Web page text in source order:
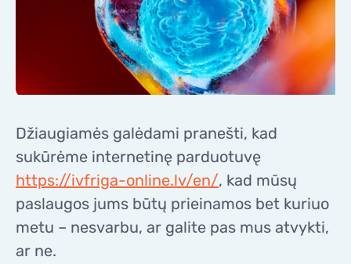
Džiaugiamės galėdami pranešti, kad
sukūrėme internetinę parduotuvę
https://ivfriga-online.lv/en/, kad mūsų
paslaugos jums būtų prieinamos bet kuriuo
metu – nesvarbu, ar galite pas mus atvykti,
ar ne.